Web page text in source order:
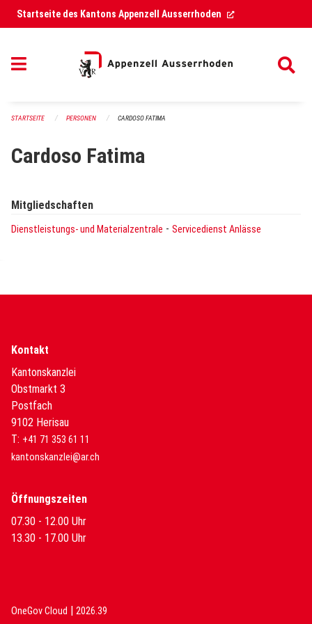
Navigation überspringen
Startseite des Kantons Appenzell Ausserrhoden (External Link)
STARTSEITE PERSONEN CARDOSO FATIMA
Cardoso Fatima
Mitgliedschaften
Dienstleistungs- und Materialzentrale - Servicedienst Anlässe
Kontakt
Kantonskanzlei
Obstmarkt 3
Postfach
9102 Herisau
T: +41 71 353 61 11
kantonskanzlei@ar.ch
Öffnungszeiten
07.30 - 12.00 Uhr
13.30 - 17.00 Uhr
OneGov Cloud (External Link)
| 2026.39